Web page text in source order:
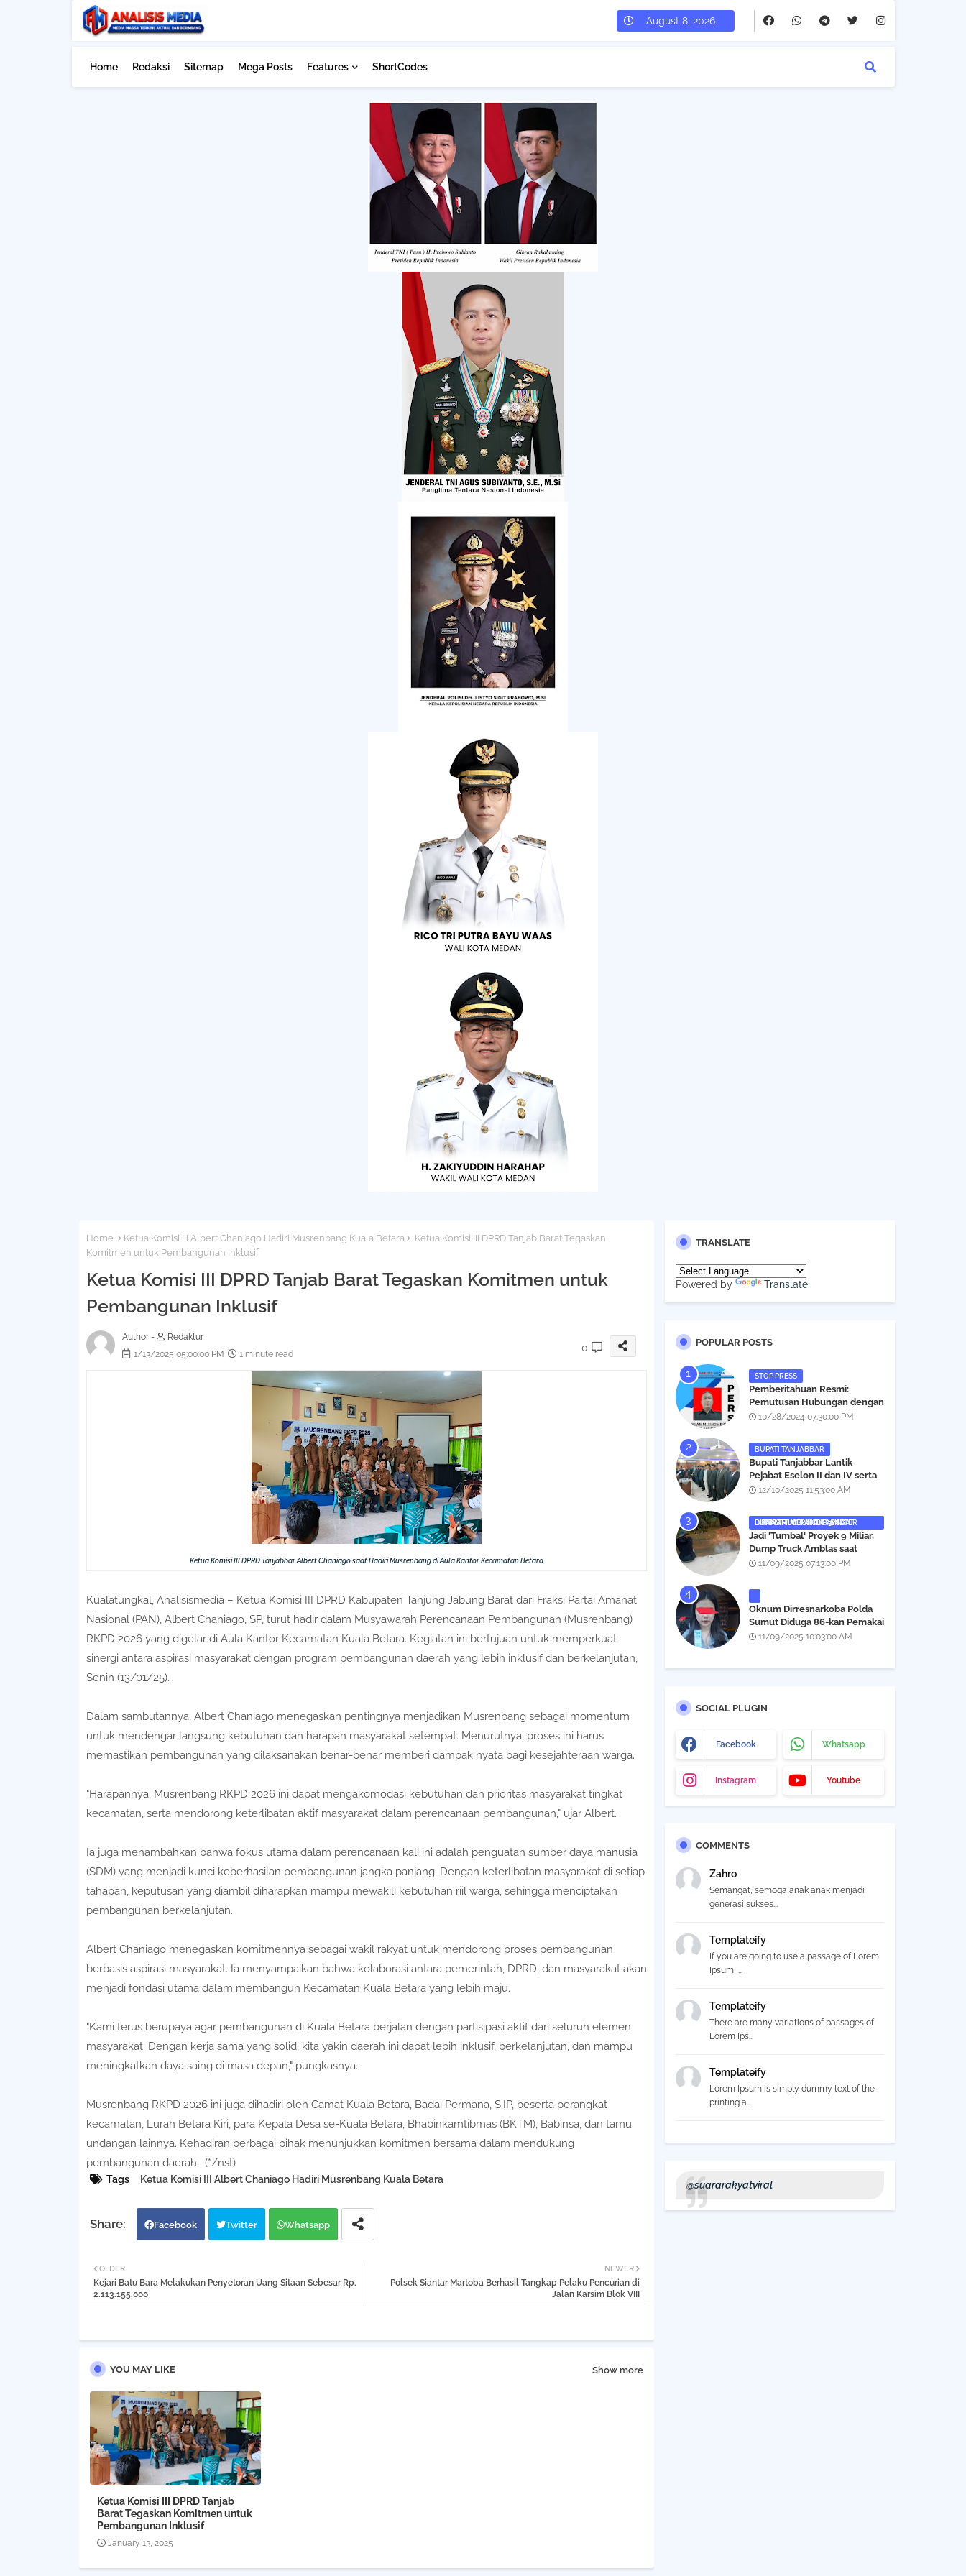
August 8, 2026
Home Redaksi Sitemap Mega Posts Features ShortCodes
Home Ketua Komisi III Albert Chaniago Hadiri Musrenbang Kuala Betara
Ketua Komisi III DPRD Tanjab Barat Tegaskan
Komitmen untuk Pembangunan Inklusif
Ketua Komisi III DPRD Tanjab Barat Tegaskan Komitmen untuk
Pembangunan Inklusif
Author -
Redaktur
1/13/2025 05:00:00 PM
1 minute read
0
Ketua Komisi III DPRD Tanjabbar Albert Chaniago saat Hadiri Musrenbang di Aula Kantor Kecamatan Betara
Kualatungkal, Analisismedia – Ketua Komisi III DPRD Kabupaten Tanjung Jabung Barat dari Fraksi Partai Amanat
Nasional (PAN), Albert Chaniago, SP, turut hadir dalam Musyawarah Perencanaan Pembangunan (Musrenbang)
RKPD 2026 yang digelar di Aula Kantor Kecamatan Kuala Betara. Kegiatan ini bertujuan untuk memperkuat
sinergi antara aspirasi masyarakat dengan program pembangunan daerah yang lebih inklusif dan berkelanjutan,
Senin (13/01/25).
Dalam sambutannya, Albert Chaniago menegaskan pentingnya menjadikan Musrenbang sebagai momentum
untuk mendengar langsung kebutuhan dan harapan masyarakat setempat. Menurutnya, proses ini harus
memastikan pembangunan yang dilaksanakan benar-benar memberi dampak nyata bagi kesejahteraan warga.
"Harapannya, Musrenbang RKPD 2026 ini dapat mengakomodasi kebutuhan dan prioritas masyarakat tingkat
kecamatan, serta mendorong keterlibatan aktif masyarakat dalam perencanaan pembangunan," ujar Albert.
Ia juga menambahkan bahwa fokus utama dalam perencanaan kali ini adalah penguatan sumber daya manusia
(SDM) yang menjadi kunci keberhasilan pembangunan jangka panjang. Dengan keterlibatan masyarakat di setiap
tahapan, keputusan yang diambil diharapkan mampu mewakili kebutuhan riil warga, sehingga menciptakan
pembangunan berkelanjutan.
Albert Chaniago menegaskan komitmennya sebagai wakil rakyat untuk mendorong proses pembangunan
berbasis aspirasi masyarakat. Ia menyampaikan bahwa kolaborasi antara pemerintah, DPRD, dan masyarakat akan
menjadi fondasi utama dalam membangun Kecamatan Kuala Betara yang lebih maju.
"Kami terus berupaya agar pembangunan di Kuala Betara berjalan dengan partisipasi aktif dari seluruh elemen
masyarakat. Dengan kerja sama yang solid, kita yakin daerah ini dapat lebih inklusif, berkelanjutan, dan mampu
meningkatkan daya saing di masa depan," pungkasnya.
Musrenbang RKPD 2026 ini juga dihadiri oleh Camat Kuala Betara, Badai Permana, S.IP, beserta perangkat
kecamatan, Lurah Betara Kiri, para Kepala Desa se-Kuala Betara, Bhabinkamtibmas (BKTM), Babinsa, dan tamu
undangan lainnya. Kehadiran berbagai pihak menunjukkan komitmen bersama dalam mendukung
pembangunan daerah. (*/nst)
Tags Ketua Komisi III Albert Chaniago Hadiri Musrenbang Kuala Betara
Facebook Twitter Whatsapp
NEWER
Polsek Siantar Martoba Berhasil Tangkap Pelaku Pencurian di
Jalan Karsim Blok VIII
OLDER
Kejari Batu Bara Melakukan Penyetoran Uang Sitaan Sebesar Rp.
2.113.155.000
YOU MAY LIKE Show more
Ketua Komisi III DPRD Tanjab
Barat Tegaskan Komitmen untuk
Pembangunan Inklusif
January 13, 2025
TRANSLATE
Powered by Translate
POPULAR POSTS
STOP PRESS
Pemberitahuan Resmi:
Pemutusan Hubungan dengan
Salah Satu Individu yang
Analisismedia.com
10/28/2024 07:30:00 PM
BUPATI TANJABBAR
‎Bupati Tanjabbar Lantik
Pejabat Eselon II dan IV serta
Fungsional, Berikut Nama dan
12/10/2025 11:53:00 AM
DUMP TRUCK AMBLAS SAAT LINTASI TIMBUNAN YANG DITANAMI CERUCUP 3 METER
‎Jadi 'Tumbal' Proyek 9 Miliar,
Dump Truck Amblas saat
Lintasi Timbunan yang
11/09/2025 07:13:00 PM
Oknum Dirresnarkoba Polda
Sumut Diduga 86-kan Pemakai
Narkoba Yang Didapatkan Saat
11/09/2025 10:03:00 AM
SOCIAL PLUGIN
Facebook Whatsapp
Instagram Youtube
COMMENTS
Zahro
Semangat, semoga anak anak menjadi
generasi sukses...
Templateify
If you are going to use a passage of Lorem
Ipsum, ...
Templateify
There are many variations of passages of
Lorem Ips...
Templateify
Lorem Ipsum is simply dummy text of the
printing a...
@suararakyatviral